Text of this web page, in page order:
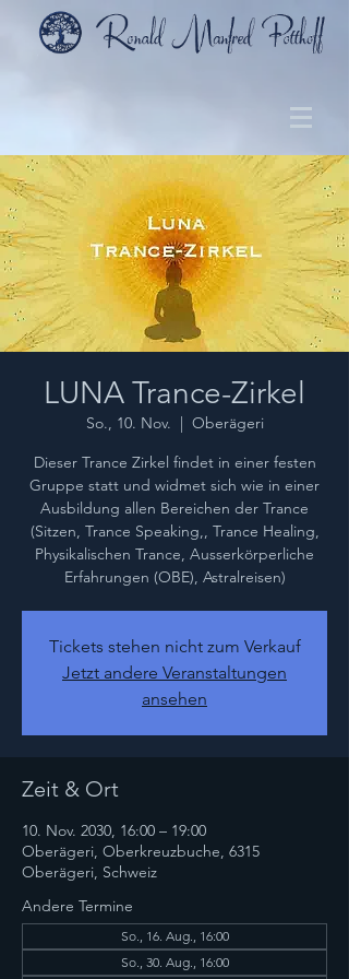
LUNA Trance-Zirkel
So., 10. Nov.
  |
Oberägeri
Dieser Trance Zirkel findet in einer festen
Gruppe statt und widmet sich wie in einer
Ausbildung allen Bereichen der Trance
(Sitzen, Trance Speaking,, Trance Healing,
Physikalischen Trance, Ausserkörperliche
Erfahrungen (OBE), Astralreisen)
Tickets stehen nicht zum Verkauf
Jetzt andere Veranstaltungen
ansehen
Zeit & Ort
10. Nov. 2030, 16:00 – 19:00
Oberägeri, Oberkreuzbuche, 6315
Oberägeri, Schweiz
Andere Termine
So., 16. Aug., 16:00
So., 30. Aug., 16:00